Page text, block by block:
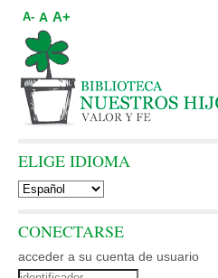
A- A A+
ELIGE IDIOMA
CONECTARSE
acceder a su cuenta de usuario